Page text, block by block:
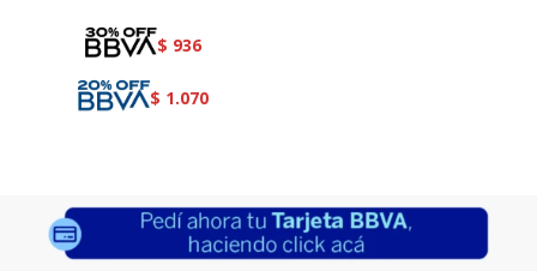
$ 936
$ 1.070